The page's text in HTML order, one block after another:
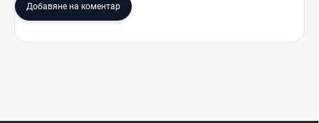
Добавяне на коментар